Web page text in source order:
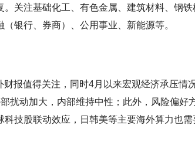
关注基础化工、有色金属、建筑材料、钢铁
银行、券商）、公用事业、新能源等。
报值得关注，同时4月以来宏观经济承压情
扰动加大，内部维持中性；此外，风险偏好
技股联动效应，日韩美等主要海外算力也需